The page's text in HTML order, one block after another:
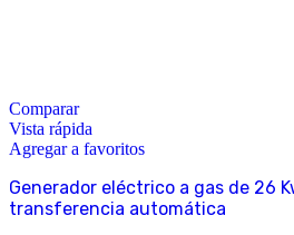
Comparar
Vista rápida
Agregar a favoritos
Generador eléctrico a gas de 26
transferencia automática